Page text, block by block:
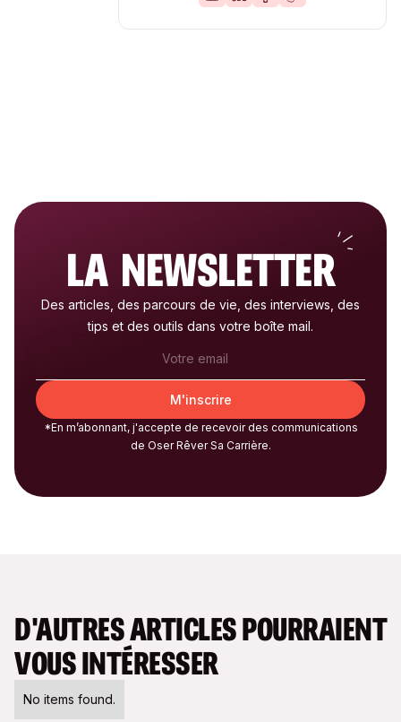
LA NEWSLETTER
Des articles, des parcours de vie, des interviews, des
tips et des outils dans votre boîte mail.
*En m’abonnant, j'accepte de recevoir des communications
de Oser Rêver Sa Carrière.
D'AUTRES ARTICLES POURRAIENT
VOUS INTÉRESSER
No items found.